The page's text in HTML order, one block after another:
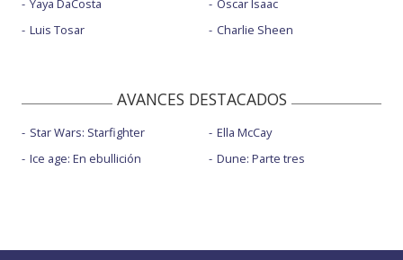
Yaya DaCosta
Luis Tosar
Oscar Isaac
Charlie Sheen
AVANCES DESTACADOS
Star Wars: Starfighter
Ice age: En ebullición
Ella McCay
Dune: Parte tres